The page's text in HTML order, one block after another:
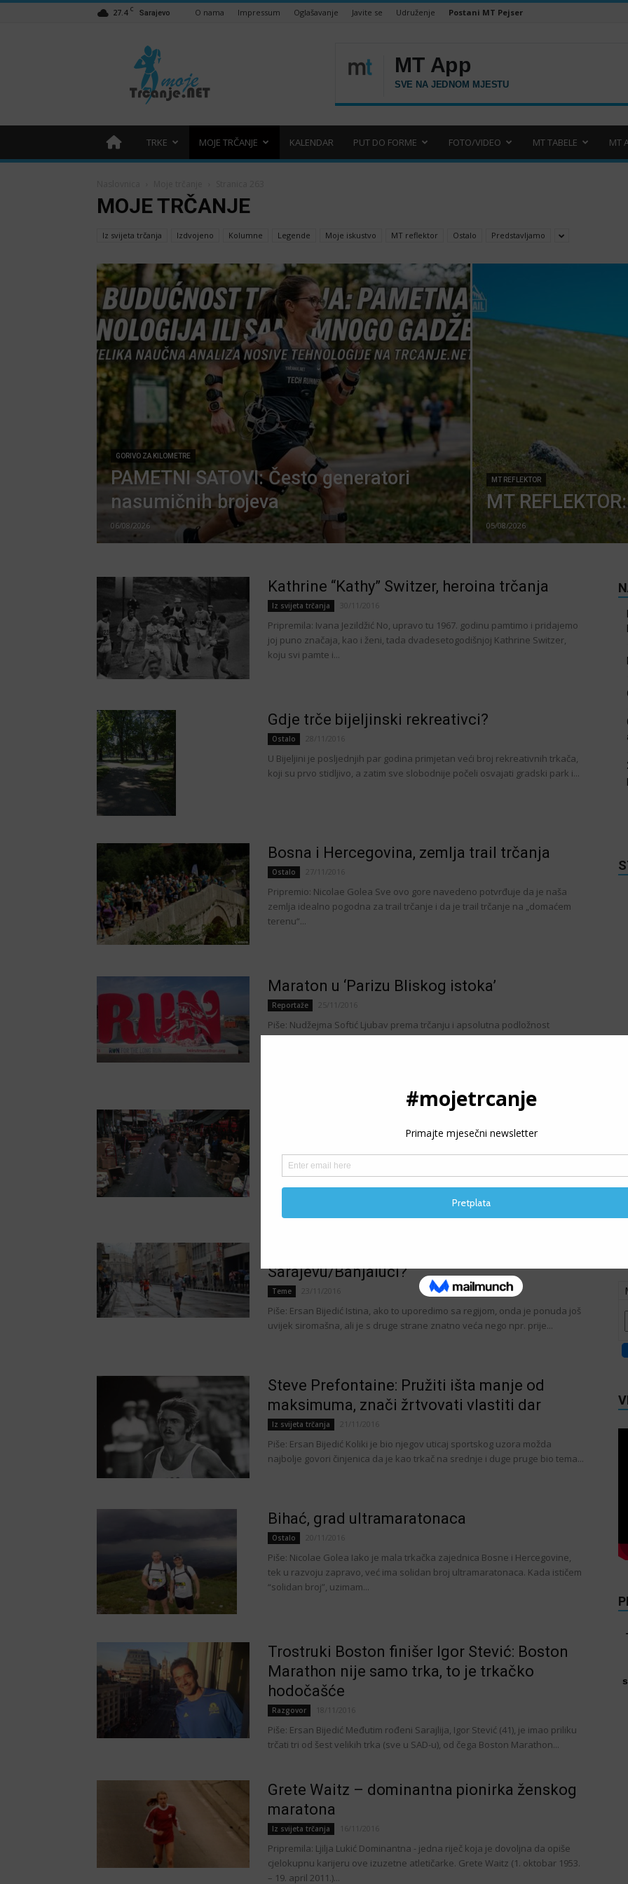
27.4 C Sarajevo O nama Impressum Oglašavanje Javite se Udruženje Postani MT Pejser
Moje
trčanje
trcanje.net
TRKE MOJE TRČANJE KALENDAR PUT DO FORME FOTO/VIDEO MT TABELE MT
MOJE TRČANJE
Iz svijeta trčanja Izdvojeno Kolumne Legende Moje iskustvo MT reflektor Ostalo Predstavljamo
GORIVO ZA KILOMETRE
PAMETNI SATOVI: Često generatori
nasumičnih brojeva
06/08/2026
MT REFLEKTOR
MT
05/08/2026
Kathrine “Kathy” Switzer, heroina trčanja
Iz svijeta trčanja 30/11/2016
Pripremila: Ivana Jezildžić No, upravo tu 1967. godinu pamtimo i pridajemo
joj puno značaja, kao i ženi, tada dvadesetogodišnjoj Kathrine Switzer,
koju svi pamte i...
Gdje trče bijeljinski rekreativci?
Ostalo 28/11/2016
U Bijeljini je posljednjih par godina primjetan veći broj rekreativnih trkača,
koji su prvo stidljivo, a zatim sve slobodnije počeli osvajati gradski park i...
Bosna i Hercegovina, zemlja trail trčanja
Ostalo 27/11/2016
Pripremio: Nicolae Golea Sve ovo gore navedeno potvrđuje da je naša
zemlja idealno pogodna za trail trčanje i da je trail trčanje na „domaćem
terenu“...
Maraton u ‘Parizu Bliskog istoka’
Reportaže 25/11/2016
Piše: Nudžejma Softić Ljubav prema trčanju i apsolutna podložnost
izazovima svih vrsta u ovoj sezoni odvela me na Bloom Bank Beirut
Pripremila: Ljilja Lukić Jedna od najupečatljivijih scena iz Rockyja koja je
ušla u filmsku istoriju je ona u kojoj Balboa trči stepenicama Muzeja
umjetnosti u...
Sarajevu/Banjaluci?
Teme 23/11/2016
Piše: Ersan Bijedić Istina, ako to uporedimo sa regijom, onda je ponuda još
uvijek siromašna, ali je s druge strane znatno veća nego npr. prije...
Steve Prefontaine: Pružiti išta manje od
maksimuma, znači žrtvovati vlastiti dar
Iz svijeta trčanja 21/11/2016
Piše: Ersan Bijedić Koliki je bio njegov uticaj sportskog uzora možda
najbolje govori činjenica da je kao trkač na srednje i duge pruge bio tema...
Bihać, grad ultramaratonaca
Ostalo 20/11/2016
Piše: Nicolae Golea Iako je mala trkačka zajednica Bosne i Hercegovine,
tek u razvoju zapravo, već ima solidan broj ultramaratonaca. Kada ističem
“solidan broj”, uzimam...
Trostruki Boston finišer Igor Stević: Boston
Marathon nije samo trka, to je trkačko
hodočašće
Razgovor 18/11/2016
Piše: Ersan Bijedić Međutim rođeni Sarajlija, Igor Stević (41), je imao priliku
trčati tri od šest velikih trka (sve u SAD-u), od čega Boston Marathon...
Grete Waitz – dominantna pionirka ženskog
maratona
Iz svijeta trčanja 16/11/2016
Pripremila: Ljilja Lukić Dominantna - jedna riječ koja je dovoljna da opiše
cjelokupnu karijeru ove izuzetne atletičarke. Grete Waitz (1. oktobar 1953.
– 19. april 2011.)...